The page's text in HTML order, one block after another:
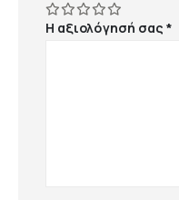
Η αξιολόγησή σας*